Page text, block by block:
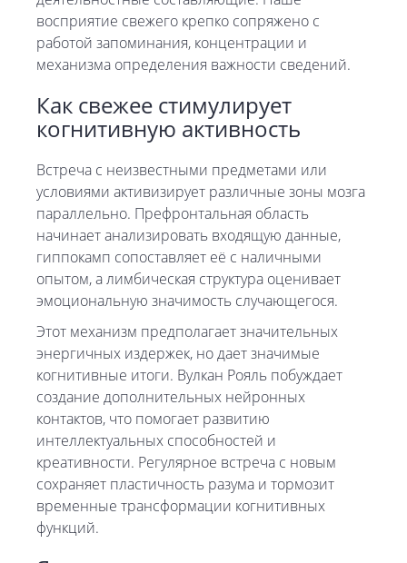
восприятие свежего крепко сопряжено с
работой запоминания, концентрации и
механизма определения важности сведений.
Как свежее стимулирует
когнитивную активность
Встреча с неизвестными предметами или
условиями активизирует различные зоны мозга
параллельно. Префронтальная область
начинает анализировать входящую данные,
гиппокамп сопоставляет её с наличными
опытом, а лимбическая структура оценивает
эмоциональную значимость случающегося.
Этот механизм предполагает значительных
энергичных издержек, но дает значимые
когнитивные итоги. Вулкан Рояль побуждает
создание дополнительных нейронных
контактов, что помогает развитию
интеллектуальных способностей и
креативности. Регулярное встреча с новым
сохраняет пластичность разума и тормозит
временные трансформации когнитивных
функций.